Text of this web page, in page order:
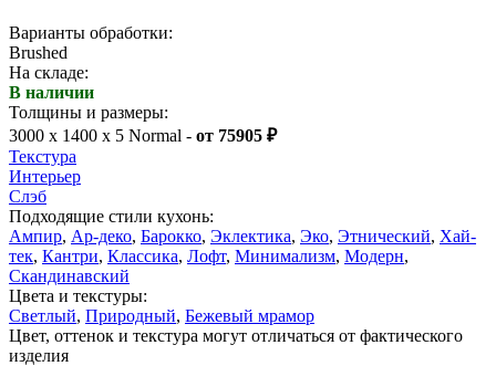
Варианты обработки:
Brushed
На складе:
В наличии
Толщины и размеры:
3000 x 1400 x 5 Normal - от 75905 ₽
Текстура
Интерьер
Слэб
Подходящие стили кухонь:
Ампир, Ар-деко, Барокко, Эклектика, Эко, Этнический, Хай-
тек, Кантри, Классика, Лофт, Минимализм, Модерн,
Скандинавский
Цвета и текстуры:
Светлый, Природный, Бежевый мрамор
Цвет, оттенок и текстура могут отличаться от фактического
изделия